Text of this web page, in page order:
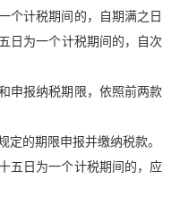
个计税期间的，自期满之日
日为一个计税期间的，自次
申报纳税期限，依照前两款
定的期限申报并缴纳税款。
五日为一个计税期间的，应